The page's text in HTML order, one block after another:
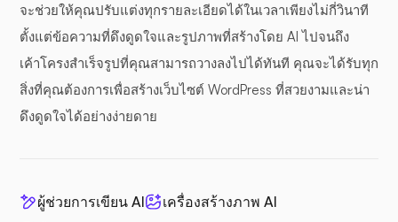
จะช่วยให้คุณปรับแต่งทุกรายละเอียดได้ในเวลาเพียงไม่กี่วินาที
ตั้งแต่ข้อความที่ดึงดูดใจและรูปภาพที่สร้างโดย AI ไปจนถึง
เค้าโครงสำเร็จรูปที่คุณสามารถวางลงไปได้ทันที คุณจะได้รับทุก
สิ่งที่คุณต้องการเพื่อสร้างเว็บไซต์ WordPress ที่สวยงามและน่า
ดึงดูดใจได้อย่างง่ายดาย
ผู้ช่วยการเขียน AI
เครื่องสร้างภาพ AI